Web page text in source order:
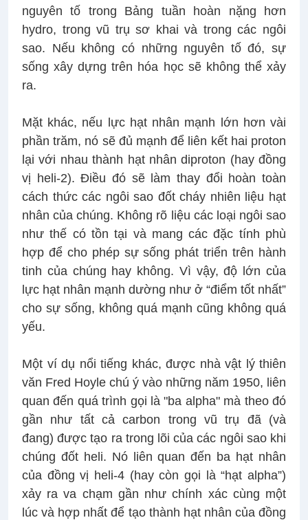
nguyên tố trong Bảng tuần hoàn nặng hơn
hydro, trong vũ trụ sơ khai và trong các ngôi
sao. Nếu không có những nguyên tố đó, sự
sống xây dựng trên hóa học sẽ không thể xảy
ra.
Mặt khác, nếu lực hạt nhân mạnh lớn hơn vài
phần trăm, nó sẽ đủ mạnh để liên kết hai proton
lại với nhau thành hạt nhân diproton (hay đồng
vị heli-2). Điều đó sẽ làm thay đổi hoàn toàn
cách thức các ngôi sao đốt cháy nhiên liệu hạt
nhân của chúng. Không rõ liệu các loại ngôi sao
như thế có tồn tại và mang các đặc tính phù
hợp để cho phép sự sống phát triển trên hành
tinh của chúng hay không. Vì vậy, độ lớn của
lực hạt nhân mạnh dường như ở “điểm tốt nhất”
cho sự sống, không quá mạnh cũng không quá
yếu.
Một ví dụ nổi tiếng khác, được nhà vật lý thiên
văn Fred Hoyle chú ý vào những năm 1950, liên
quan đến quá trình gọi là "ba alpha" mà theo đó
gần như tất cả carbon trong vũ trụ đã (và
đang) được tạo ra trong lõi của các ngôi sao khi
chúng đốt heli. Nó liên quan đến ba hạt nhân
của đồng vị heli-4 (hay còn gọi là “hạt alpha”)
xảy ra va chạm gần như chính xác cùng một
lúc và hợp nhất để tạo thành hạt nhân của đồng